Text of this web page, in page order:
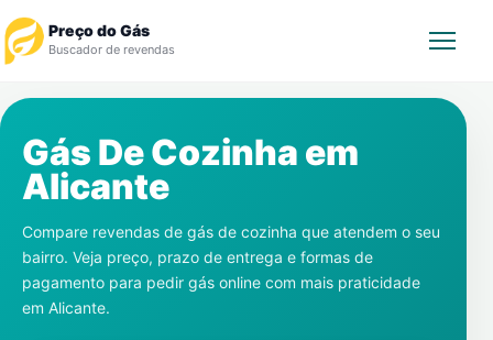
Preço do Gás
Buscador de revendas
Revendedor
Notícias
Cadastre-se
Gás De Cozinha em
Alicante
Compare revendas de gás de cozinha que atendem o seu
bairro. Veja preço, prazo de entrega e formas de
pagamento para pedir gás online com mais praticidade
em Alicante.